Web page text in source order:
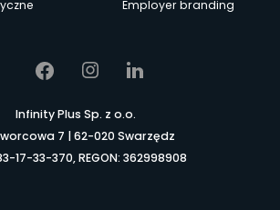
Employer branding
Infinity Plus Sp. z o.o.
7 | 62-020 Swarzędz
17-33-370, REGON: 362998908